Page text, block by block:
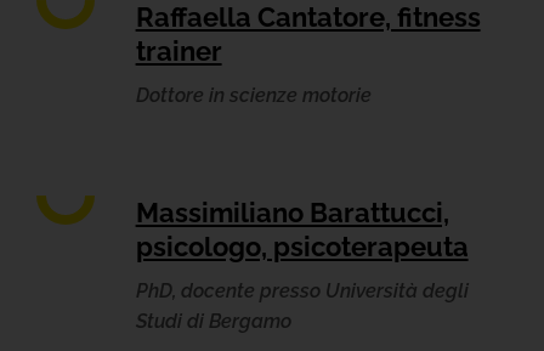
Raffaella Cantatore, fitness
trainer
Dottore in scienze motorie
Massimiliano Barattucci,
psicologo, psicoterapeuta
PhD, docente presso Università degli
Studi di Bergamo